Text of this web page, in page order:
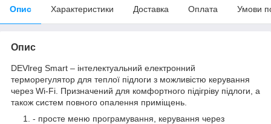
Опис Характеристики Доставка Оплата Умови
Опис
DEVlreg Smart – інтелектуальний електронний
терморегулятор для теплої підлоги з можливістю керування
через Wi-Fi. Призначений для комфортного підігріву підлоги, а
також систем повного опалення приміщень.
- просте меню програмування, керування через